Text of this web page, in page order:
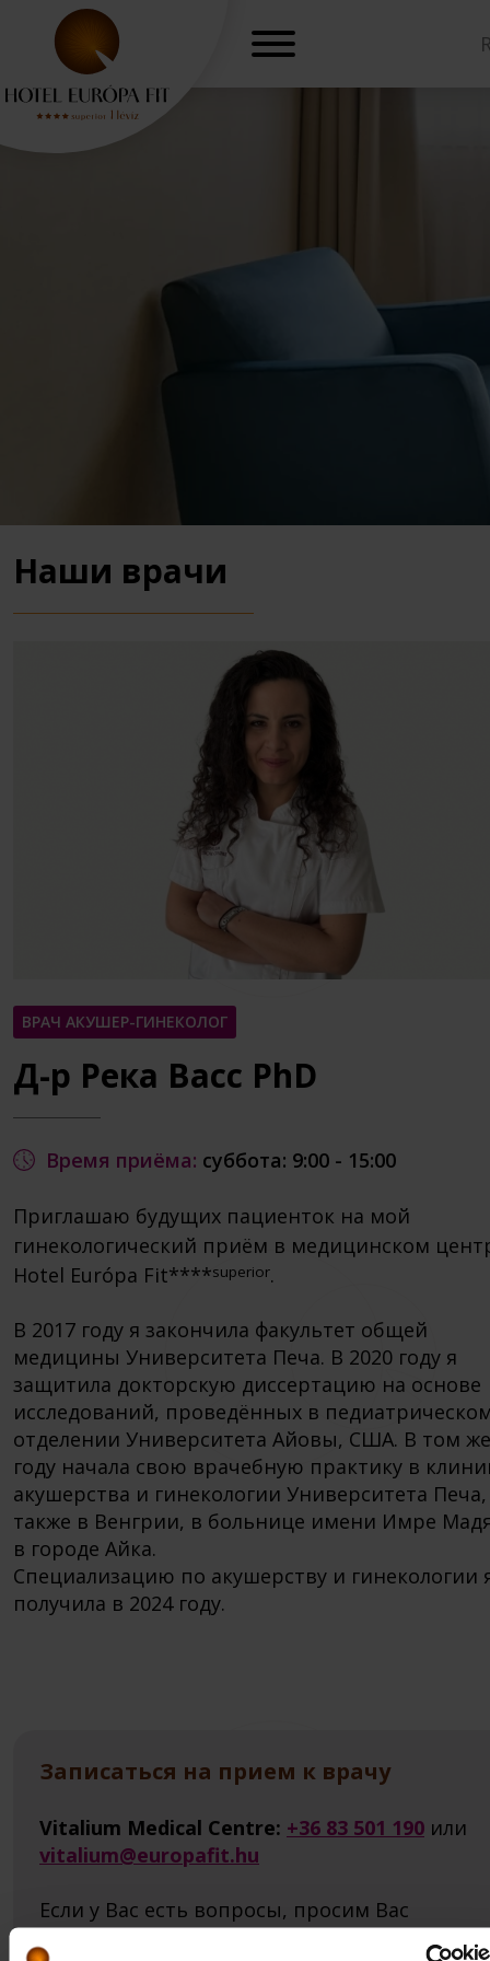
Наши врачи
ВРАЧ АКУШЕР-ГИНЕКОЛОГ
Д-р Река Васс PhD
Время приёма: суббота: 9:00 - 15:00
Приглашаю будущих пациенток на мой
гинекологический приём в медицинском
Hotel Európa Fit****superior.
В 2017 году я закончила факультет общей
медицины Университета Печа. В 2020 году я
защитила докторскую диссертацию на основе
исследований, проведённых в
отделении Университета Айовы, США. В том же
году начала свою врачебную практику в
акушерства и гинекологии Университета
также в Венгрии, в больнице имени Имре
в городе Айка.
Специализацию по акушерству и гинекологии
получила в 2024 году.
Записаться на прием к врачу
Vitalium Medical Centre: +36 83 501 190 или
vitalium@europafit.hu
Если у Вас есть вопросы, просим Вас
заполнить анкету и наш врач Вам